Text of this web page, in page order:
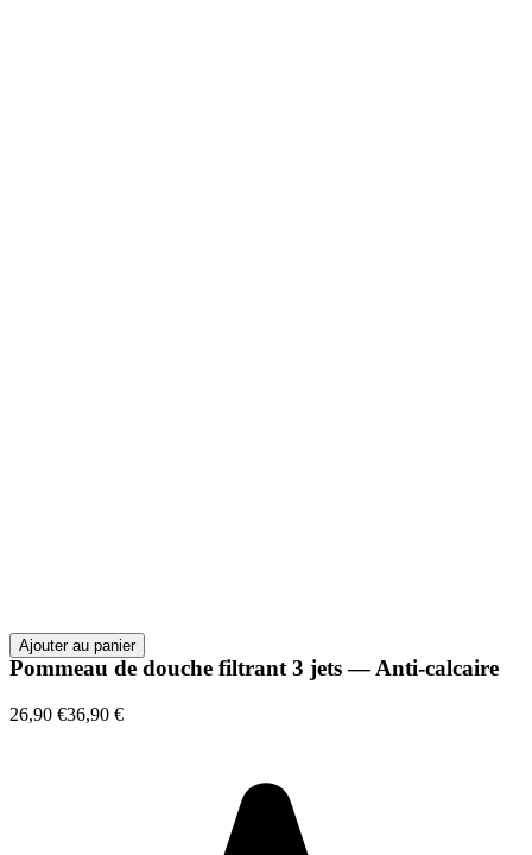
Ajouter au panier
Pommeau de douche filtrant 3 jets — Anti-calcaire
26,90 €36,90 €